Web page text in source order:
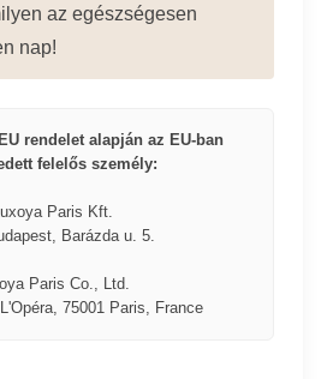
az egészségesen
nap!
rendelet alapján az EU-ban
felelős személy:
Paris Kft.
Barázda u. 5.
Paris Co., Ltd.
75001 Paris, France